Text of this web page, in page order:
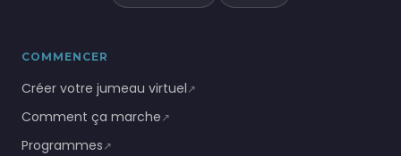
COMMENCER
Créer votre jumeau virtuel↗
Comment ça marche↗
Programmes↗